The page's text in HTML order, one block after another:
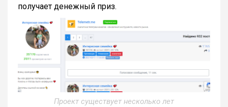
получает денежный приз.
Проект существует несколько лет